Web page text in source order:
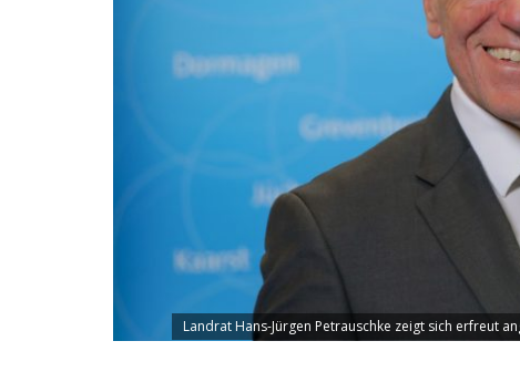
Landrat Hans-Jürgen Petrauschke zeigt sich erfreut